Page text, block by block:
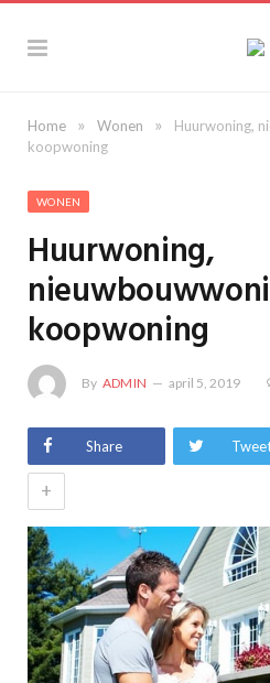
Home » Wonen »
Huurwoning,
koopwoning
WONEN
Huurwoning,
koopwoning
By ADMIN april 5, 2019
Share
+